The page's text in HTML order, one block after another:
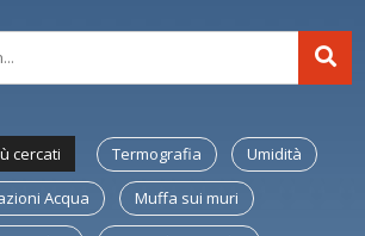
cercati Termografia Umidità
Acqua Muffa sui muri